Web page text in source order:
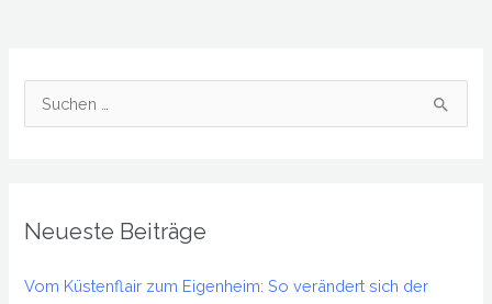
e
Neueste Beiträge
Vom Küstenflair zum Eigenheim: So verändert sich der